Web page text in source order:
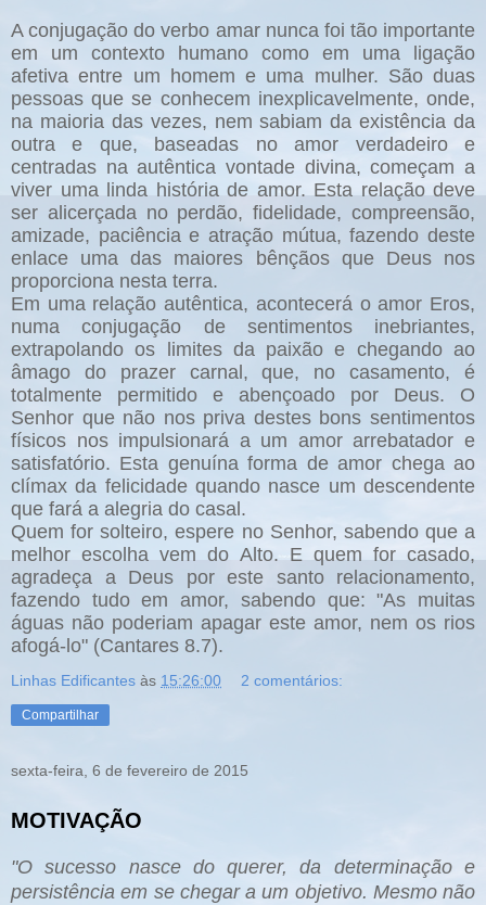
A conjugação do verbo amar nunca foi tão importante
em um contexto humano como em uma ligação
afetiva entre um homem e uma mulher. São duas
pessoas que se conhecem inexplicavelmente, onde,
na maioria das vezes, nem sabiam da existência da
outra e que, baseadas no amor verdadeiro e
centradas na autêntica vontade divina, começam a
viver uma linda história de amor. Esta relação deve
ser alicerçada no perdão, fidelidade, compreensão,
amizade, paciência e atração mútua, fazendo deste
enlace uma das maiores bênçãos que Deus nos
proporciona nesta terra.
Em uma relação autêntica, acontecerá o amor Eros,
numa conjugação de sentimentos inebriantes,
extrapolando os limites da paixão e chegando ao
âmago do prazer carnal, que, no casamento, é
totalmente permitido e abençoado por Deus. O
Senhor que não nos priva destes bons sentimentos
físicos nos impulsionará a um amor arrebatador e
satisfatório. Esta genuína forma de amor chega ao
clímax da felicidade quando nasce um descendente
que fará a alegria do casal.
Quem for solteiro, espere no Senhor, sabendo que a
melhor escolha vem do Alto. E quem for casado,
agradeça a Deus por este santo relacionamento,
fazendo tudo em amor, sabendo que: "As muitas
águas não poderiam apagar este amor, nem os rios
afogá-lo" (Cantares 8.7).
Linhas Edificantes às 15:26:00 2 comentários:
Compartilhar
sexta-feira, 6 de fevereiro de 2015
MOTIVAÇÃO
"O sucesso nasce do querer, da determinação e
persistência em se chegar a um objetivo. Mesmo não